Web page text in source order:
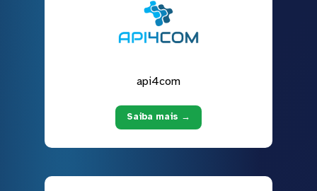
api4com
Saiba mais →